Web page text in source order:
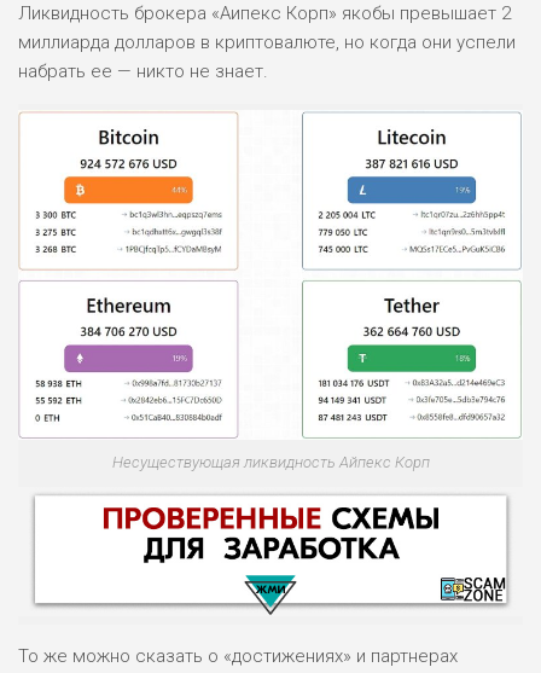
Ликвидность брокера «Аипекс Корп» якобы превышает 2
миллиарда долларов в криптовалюте, но когда они успели
набрать ее — никто не знает.
Несуществующая ликвидность Айпекс Корп
То же можно сказать о «достижениях» и партнерах